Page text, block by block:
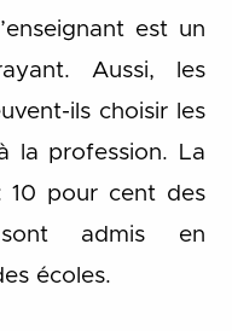
est un
Aussi, les
ils choisir les
la profession. La
10 pour cent des
sont admis en
écoles.